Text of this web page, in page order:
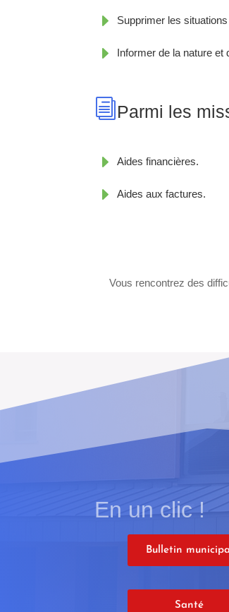
E Supprimer les
E Informer de la nature et
iParmi les
E Aides financières.
E Aides aux factures.
Vous rencontrez des
En un clic !
Bulletin
Santé